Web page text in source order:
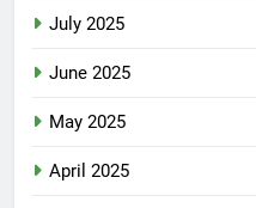
July 2025
June 2025
May 2025
April 2025